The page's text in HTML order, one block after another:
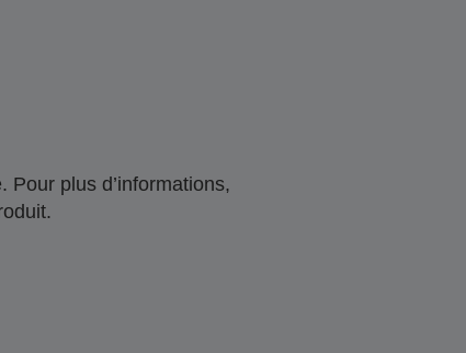
plus d’informations,